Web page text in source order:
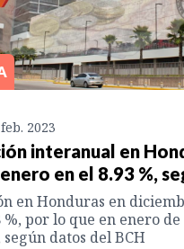
2023
interanual en
en el 8.93 %,
en Honduras en
%, por lo que en enero
según datos del BCH